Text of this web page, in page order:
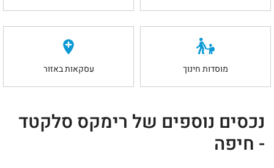
מוסדות חינוך עסקאות באזור
נכסים נוספים של רימקס סלקטד
- חיפה